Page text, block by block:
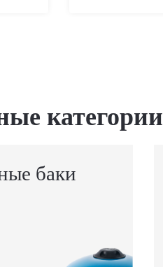
категории
баки